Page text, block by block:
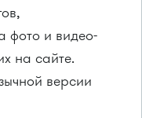
фото и видео-
на сайте.
версии